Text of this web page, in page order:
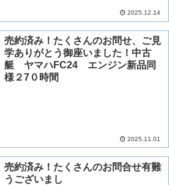
2025.12.14
売約済み！たくさんのお問せ、ご見
学ありがとう御座いました！中古
艇 ヤマハFC24 エンジン新品同
様２7０時間
2025.11.01
売約済み！たくさんのお問合せ有難
うございまし